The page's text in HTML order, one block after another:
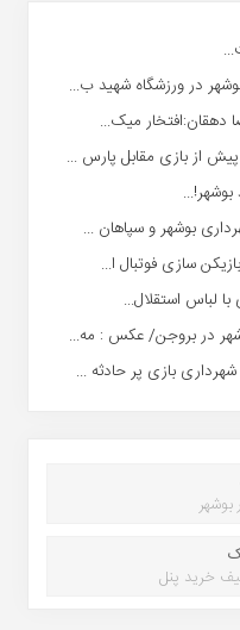
در ورزشگاه شهید ب...
دهقان:افتخار میک...
از بازی مقابل پارس ...
بوشهر و سپاهان ...
سازی فوتبال ا...
لباس استقلال...
در بروجن/ عکس : مه...
بازی پر حادثه ...